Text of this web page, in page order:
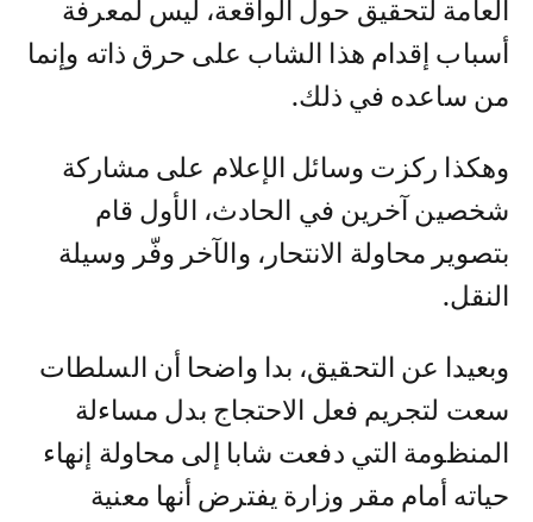
العامة لتحقيق حول الواقعة، ليس لمعرفة
أسباب إقدام هذا الشاب على حرق ذاته وإنما
من ساعده في ذلك.
وهكذا ركزت وسائل الإعلام على مشاركة
شخصين آخرين في الحادث، الأول قام
بتصوير محاولة الانتحار، والآخر وفّر وسيلة
النقل.
وبعيدا عن التحقيق، بدا واضحا أن السلطات
سعت لتجريم فعل الاحتجاج بدل مساءلة
المنظومة التي دفعت شابا إلى محاولة إنهاء
حياته أمام مقر وزارة يفترض أنها معنية